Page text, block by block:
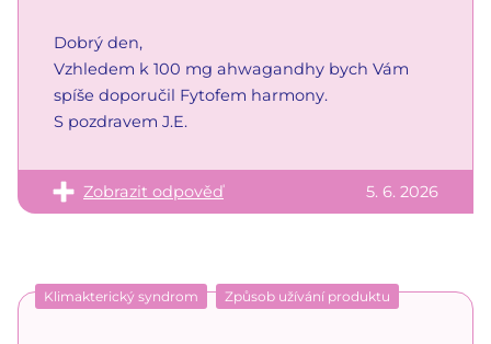
Dobrý den,
Vzhledem k 100 mg ahwagandhy bych Vám
spíše doporučil Fytofem harmony.
S pozdravem J.E.
Zobrazit odpověď 5. 6. 2026
Klimakterický syndrom Způsob užívání produktu